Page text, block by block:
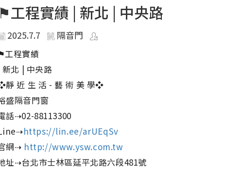
⚑工程實績 | 新北 | 中央路
2025.7.7 隔音門
工程實績
新北 | 中央路
靜 近 生 活 - 藝 術 美 學❖
盛隔音門窗
話⇢02-88113300
https://lin.ee/arUEqSv
網⇢ http://www.ysw.com.tw
址⇢台北市士林區延平北路六段481號